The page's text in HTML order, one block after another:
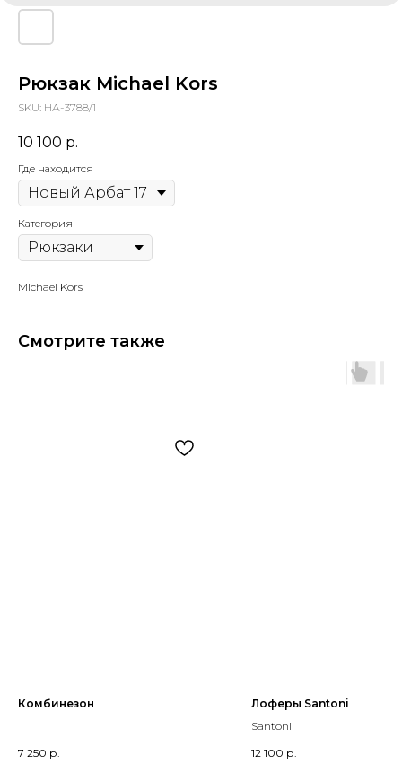
Рюкзак Michael Kors
SKU: НА-3788/1
10 100 р.
Где находится
Категория
Michael Kors
Смотрите также
Комбинезон
7 250 р.
Лоферы Santoni
Santoni
12 100 р.